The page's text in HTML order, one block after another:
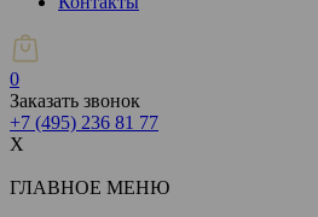
0
Заказать звонок
+7 (495) 236 81 77
X
ГЛАВНОЕ МЕНЮ